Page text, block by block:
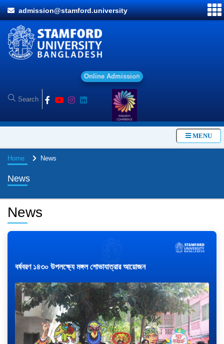
admission@stamford.university
Onl ine Ad mission
MENU
Home News
News
News
বর্ষবরণ ১৪৩০ উপলক্ষ্যে মঙ্গল শোভাযাত্রার আয়োজন